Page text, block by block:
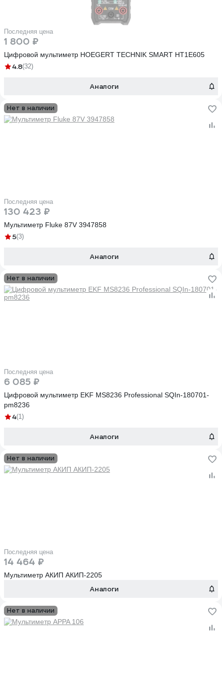
Последняя цена
1 800 ₽
Цифровой мультиметр HOEGERT TECHNIK SMART HT1E605
4.8(32)
Аналоги
Нет в наличии
Последняя цена
130 423 ₽
Мультиметр Fluke 87V 3947858
5(3)
Аналоги
Нет в наличии
Последняя цена
6 085 ₽
Цифровой мультиметр EKF MS8236 Professional SQIn-180701-
pm8236
4(1)
Аналоги
Нет в наличии
Последняя цена
14 464 ₽
Мультиметр АКИП АКИП-2205
Аналоги
Нет в наличии